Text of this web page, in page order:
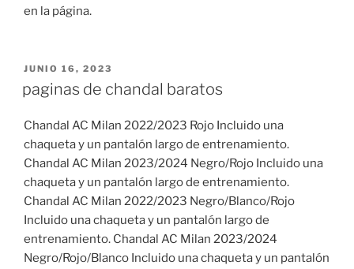
en la página.
PUBLICADO
JUNIO 16, 2023
paginas de chandal baratos
Chandal AC Milan 2022/2023 Rojo Incluido una
chaqueta y un pantalón largo de entrenamiento.
Chandal AC Milan 2023/2024 Negro/Rojo Incluido una
chaqueta y un pantalón largo de entrenamiento.
Chandal AC Milan 2022/2023 Negro/Blanco/Rojo
Incluido una chaqueta y un pantalón largo de
entrenamiento. Chandal AC Milan 2023/2024
Negro/Rojo/Blanco Incluido una chaqueta y un pantalón